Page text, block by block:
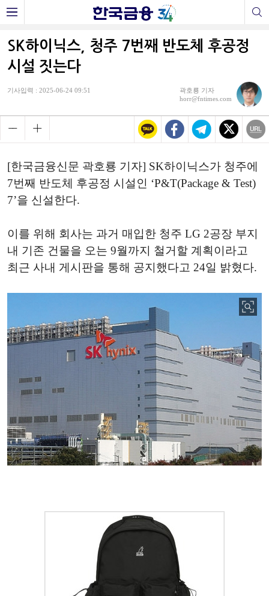
SK하이닉스, 청주 7번째 반도체 후공정
시설 짓는다
기사입력 : 2025-06-24 09:51
곽호룡 기자
horr@fntimes.com
[한국금융신문 곽호룡 기자] SK하이닉스가 청주에
7번째 반도체 후공정 시설인 ‘P&T(Package & Test)
7’을 신설한다.
이를 위해 회사는 과거 매입한 청주 LG 2공장 부지
내 기존 건물을 오는 9월까지 철거할 계획이라고
최근 사내 게시판을 통해 공지했다고 24일 밝혔다.